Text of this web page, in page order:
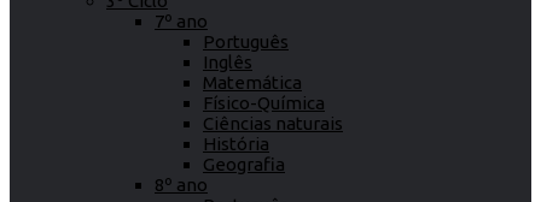
7º ano
Português
Inglês
Matemática
Físico-Química
Ciências naturais
História
Geografia
8º ano